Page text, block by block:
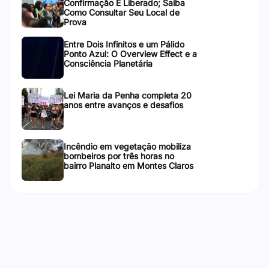
Confirmação É Liberado; Saiba
Como Consultar Seu Local de
Prova
Entre Dois Infinitos e um Pálido
Ponto Azul: O Overview Effect e a
Consciência Planetária
Lei Maria da Penha completa 20
anos entre avanços e desafios
Incêndio em vegetação mobiliza
bombeiros por três horas no
bairro Planalto em Montes Claros